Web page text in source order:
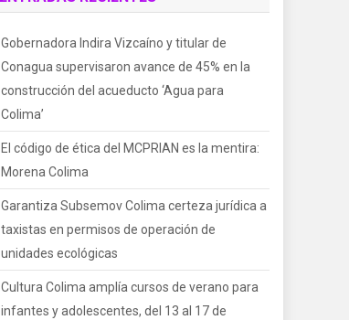
Gobernadora Indira Vizcaíno y titular de
Conagua supervisaron avance de 45% en la
construcción del acueducto ‘Agua para
Colima’
El código de ética del MCPRIAN es la mentira:
Morena Colima
Garantiza Subsemov Colima certeza jurídica a
taxistas en permisos de operación de
unidades ecológicas
Cultura Colima amplía cursos de verano para
infantes y adolescentes, del 13 al 17 de